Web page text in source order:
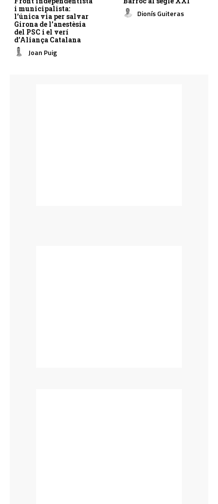
i municipalista:
l’única via per salvar
Girona de l’anestèsia
del PSC i el verí
d’Aliança Catalana
Joan Puig
Dionís Guiteras